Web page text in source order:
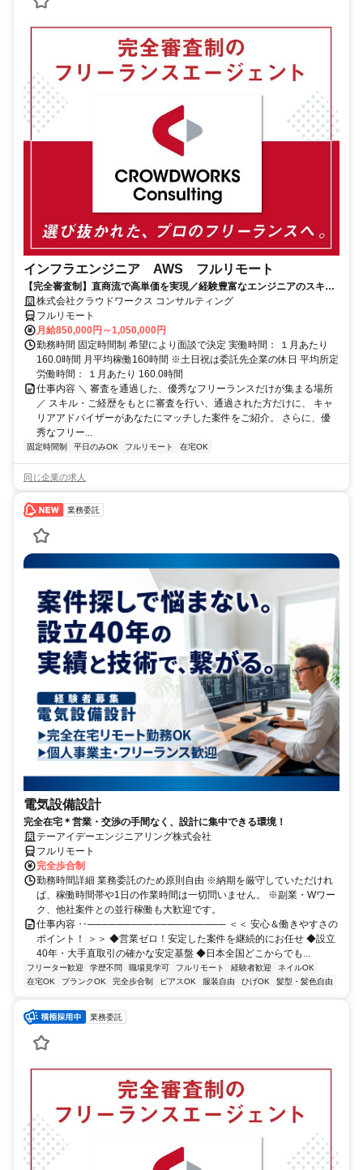
インフラエンジニア AWS フルリモート
【完全審査制】直商流で高単価を実現／経験豊富なエンジニアのスキル
に合致した案件を多数保有
株式会社クラウドワークス コンサルティング
フルリモート
月給850,000円～1,050,000円
勤務時間 固定時間制 希望により面談で決定 実働時間： １月あたり
160.0時間 月平均稼働160時間 ※土日祝は委託先企業の休日 平均所定
労働時間： １月あたり 160.0時間
仕事内容 ＼ 審査を通過した、優秀なフリーランスだけが集まる場所
／ スキル・ご経歴をもとに審査を行い、通過された方だけに、 キャ
リアアドバイザーがあなたにマッチした案件をご紹介。 さらに、優
秀なフリー...
固定時間制 平日のみOK フルリモート 在宅OK
同じ企業の求人
業務委託
電気設備設計
完全在宅＊営業・交渉の手間なく、設計に集中できる環境！
テーアイデーエンジニアリング株式会社
フルリモート
完全歩合制
勤務時間詳細 業務委託のため原則自由 ※納期を厳守していただけれ
ば、稼働時間帯や1日の作業時間は一切問いません。 ※副業・Wワー
ク、他社案件との並行稼働も大歓迎です。
仕事内容 ‥─────────────────── ＜＜ 安心＆働きやすさの
ポイント！ ＞＞ ◆営業ゼロ！安定した案件を継続的にお任せ ◆設立
40年・大手直取引の確かな安定基盤 ◆日本全国どこからでも...
フリーター歓迎 学歴不問 職場見学可 フルリモート 経験者歓迎
ネイルOK
在宅OK
ブランクOK 完全歩合制 ピアスOK 服装自由 ひげOK 髪型・髪色自由
業務委託